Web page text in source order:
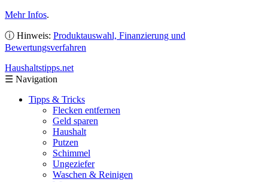
Mehr Infos.
ⓘ Hinweis: Produktauswahl, Finanzierung und
Bewertungsverfahren
Haushaltstipps.net
☰ Navigation
Tipps & Tricks
Flecken entfernen
Geld sparen
Haushalt
Putzen
Schimmel
Ungeziefer
Waschen & Reinigen